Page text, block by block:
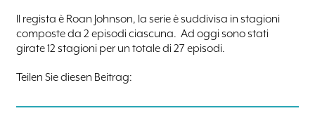
Il regista è Roan Johnson, la serie è suddivisa in stagioni
composte da 2 episodi ciascuna. Ad oggi sono stati
girate 12 stagioni per un totale di 27 episodi.
Teilen Sie diesen Beitrag: